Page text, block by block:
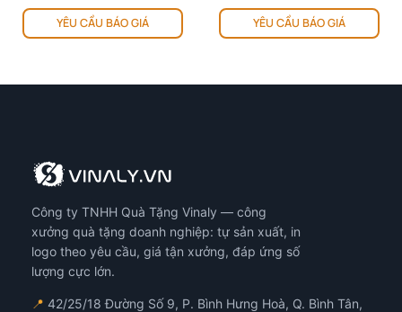
YÊU CẦU BÁO GIÁ YÊU CẦU BÁO GIÁ
Công ty TNHH Quà Tặng Vinaly — công
xưởng quà tặng doanh nghiệp: tự sản xuất, in
logo theo yêu cầu, giá tận xưởng, đáp ứng số
lượng cực lớn.
📍 42/25/18 Đường Số 9, P. Bình Hưng Hoà, Q. Bình Tân,